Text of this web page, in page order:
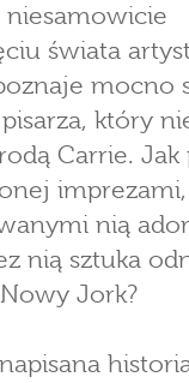
niesamowicie
świata
mocno
który
Carrie. Jak
nią
nią sztuka
Jork?